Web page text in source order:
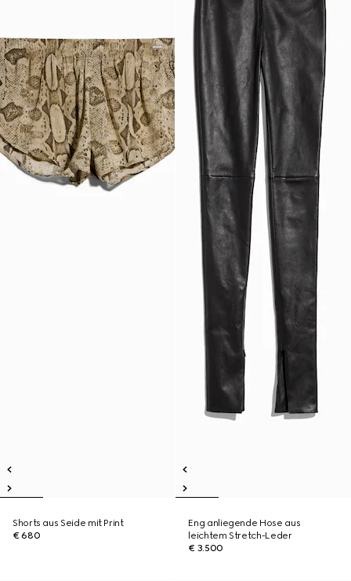
Shorts aus Seide mit Print
€ 680
Eng anliegende Hose aus
leichtem Stretch-Leder
€ 3.500